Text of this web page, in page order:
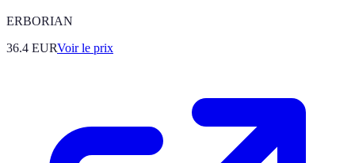
ERBORIAN
36.4 EURVoir le prix